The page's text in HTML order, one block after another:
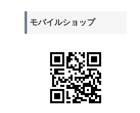
モバイルショップ